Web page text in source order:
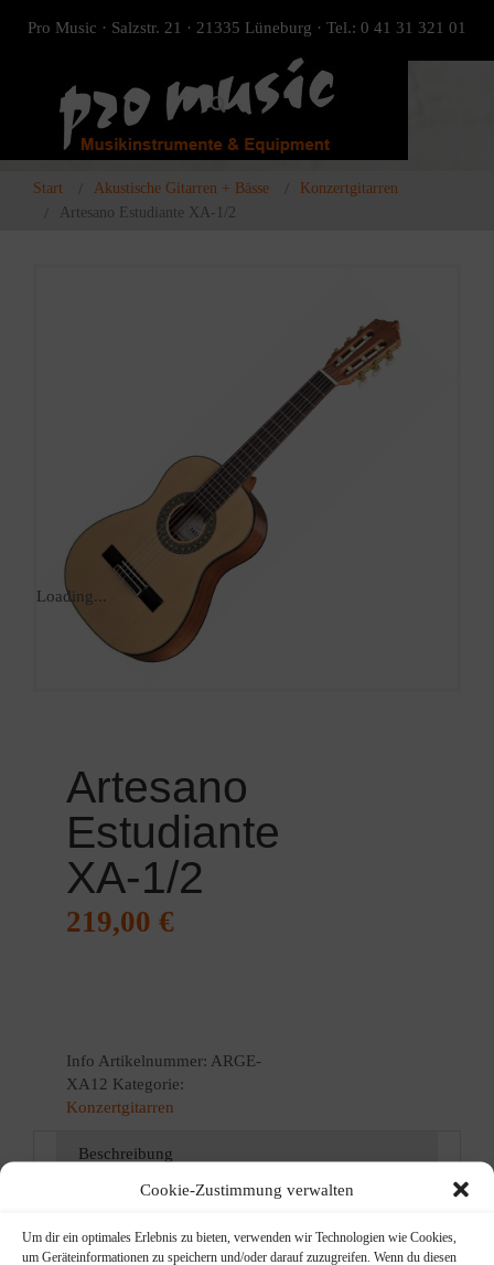
Cookie-Zustimmung verwalten
Um dir ein optimales Erlebnis zu bieten, verwenden wir Technologien wie Cookies,
um Geräteinformationen zu speichern und/oder darauf zuzugreifen. Wenn du diesen
Pro Music · Salzstr. 21 · 21335 Lüneburg · Tel.: 0 41 31 321 01
Start Akustische Gitarren + Bässe
Konzertgitarren
Artesano Estudiante XA-1/2
Loading...
Artesano
Estudiante
XA-1/2
219,00 €
Info Artikelnummer: ARGE-
XA12 Kategorie:
Konzertgitarren
Beschreibung
Beschreibung